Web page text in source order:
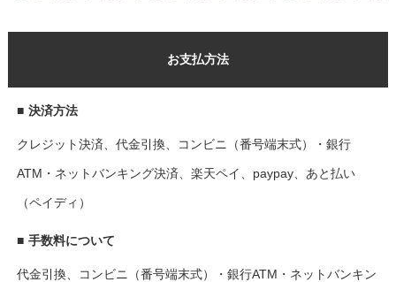
お支払方法
■ 決済方法
クレジット決済、代金引換、コンビニ（番号端末式）・銀行
ATM・ネットバンキング決済、楽天ペイ、paypay、あと払い
（ペイディ）
■ 手数料について
代金引換、コンビニ（番号端末式）・銀行ATM・ネットバンキン